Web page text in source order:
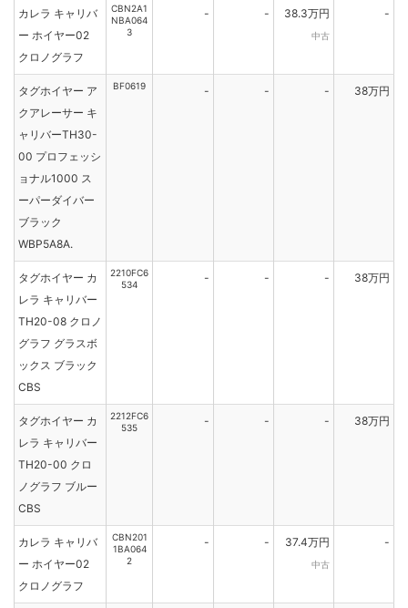
カレラ キャリバ
ー ホイヤー02
クロノグラフ
CBN2A1
NBA064
3
- - 38.3万円
中古
-
タグホイヤー ア
クアレーサー キ
ャリバーTH30-
00 プロフェッシ
ョナル1000 ス
ーパーダイバー
ブラック
WBP5A8A.
BF0619 - - - 38万円
タグホイヤー カ
レラ キャリバー
TH20-08 クロノ
グラフ グラスボ
ックス ブラック
CBS
2210FC6
534
- - - 38万円
タグホイヤー カ
レラ キャリバー
TH20-00 クロ
ノグラフ ブルー
CBS
2212FC6
535
- - - 38万円
カレラ キャリバ
ー ホイヤー02
クロノグラフ
CBN201
1BA064
2
- - 37.4万円
中古
-